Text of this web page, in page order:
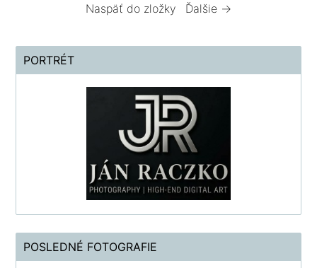
Naspäť do zložky
Ďalšie →
PORTRÉT
POSLEDNÉ FOTOGRAFIE